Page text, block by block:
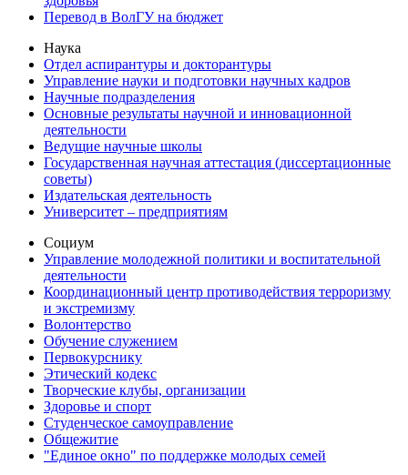
Перевод в ВолГУ на бюджет
Наука
Отдел аспирантуры и докторантуры
Управление науки и подготовки научных кадров
Научные подразделения
Основные результаты научной и инновационной
деятельности
Ведущие научные школы
Государственная научная аттестация (диссертационные
советы)
Издательская деятельность
Университет – предприятиям
Социум
Управление молодежной политики и воспитательной
деятельности
Координационный центр противодействия терроризму
и экстремизму
Волонтерство
Обучение служением
Первокурснику
Этический кодекс
Творческие клубы, организации
Здоровье и спорт
Студенческое самоуправление
Общежитие
"Единое окно" по поддержке молодых семей